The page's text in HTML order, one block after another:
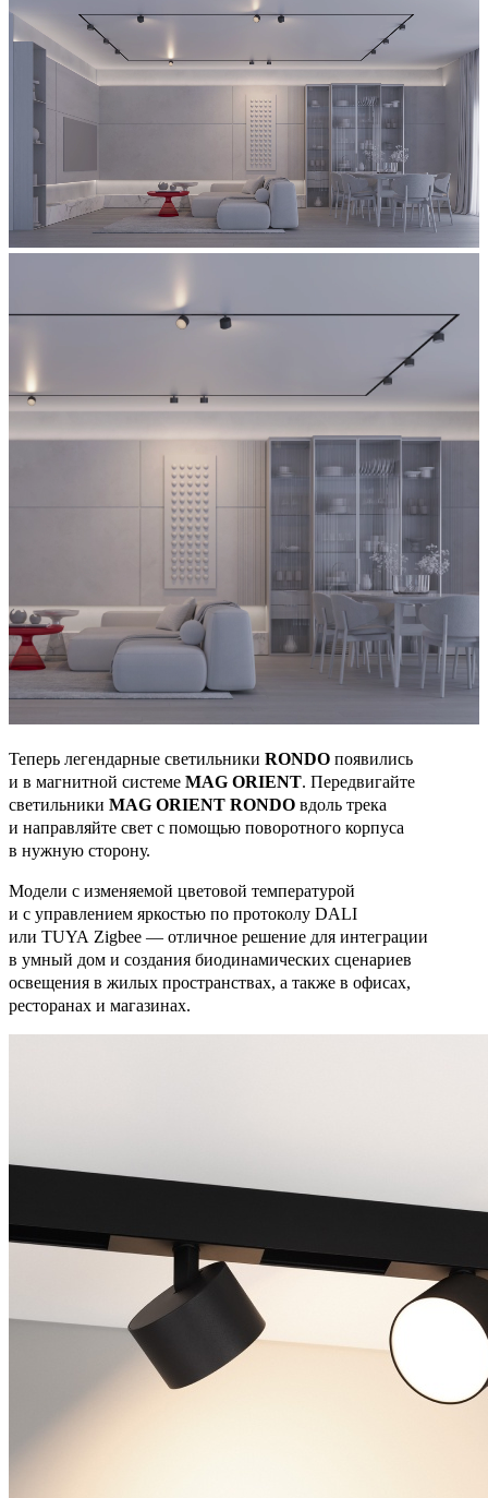
Теперь легендарные светильники RONDO появились
и в магнитной системе MAG ORIENT. Передвигайте
светильники MAG ORIENT RONDO вдоль трека
и направляйте свет с помощью поворотного корпуса
в нужную сторону.
Модели с изменяемой цветовой температурой
и с управлением яркостью по протоколу DALI
или TUYA Zigbee — отличное решение для интеграции
в умный дом и создания биодинамических сценариев
освещения в жилых пространствах, а также в офисах,
ресторанах и магазинах.